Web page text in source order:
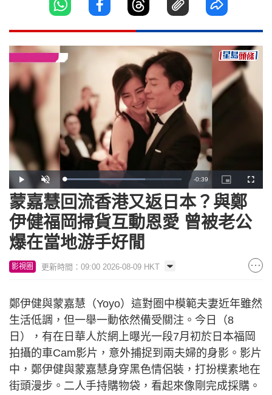
Play Unmute Loaded:
69.16%
Remaining
Time
-0:39
Picture-
in-
Picture
蒙嘉慧回流香港又返日本？與鄭
伊健福岡掃貨互動恩愛 曾被老公
爆在當地游手好閒
影視圈 更新時間：09:00 2026-08-09 HKT
鄭伊健與蒙嘉慧（Yoyo）這對圈中模範夫妻近年雖然
生活低調，但一舉一動依然備受關注。今日（8
日），有在日華人於網上曝光一段7月初於日本福岡
拍攝的車Cam影片，意外捕捉到兩夫婦的身影。影片
中，鄭伊健與蒙嘉慧身穿黑色情侶裝，打扮樸素地在
街頭漫步。二人手持購物袋，看起來像剛完成採購。